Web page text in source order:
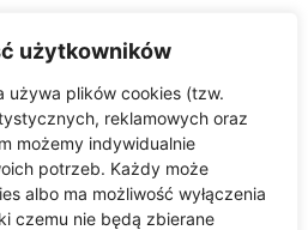
użytkowników
używa plików cookies (tzw.
reklamowych oraz
możemy indywidualnie
potrzeb. Każdy może
albo ma możliwość wyłączenia
czemu nie będą zbierane
Tańca Nowa Ruda
odsłona
Festiwalu